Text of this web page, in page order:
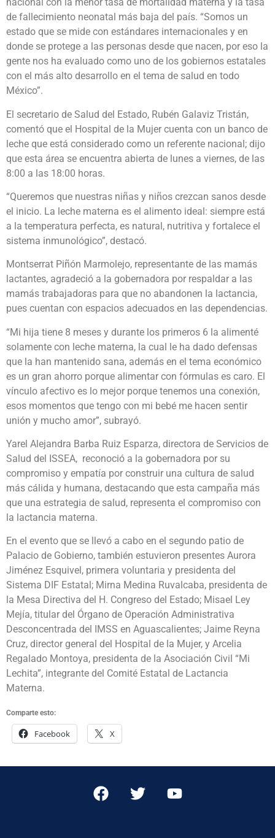
de fallecimiento neonatal más baja del país. “Somos un
estado que se mide con estándares internacionales y en
donde se protege a las personas desde que nacen, por eso la
gente nos ha evaluado como uno de los gobiernos estatales
con el más alto desarrollo en el tema de salud en todo
México”.
El secretario de Salud del Estado, Rubén Galaviz Tristán,
comentó que el Hospital de la Mujer cuenta con un banco de
leche que está considerado como un referente nacional; dijo
que esta área se encuentra abierta de lunes a viernes, de las
8:00 a las 18:00 horas.
“Queremos que nuestras niñas y niños crezcan sanos desde
el inicio. La leche materna es el alimento ideal: siempre está
a la temperatura perfecta, es natural, nutritiva y fortalece el
sistema inmunológico”, destacó.
Montserrat Piñón Marmolejo, representante de las mamás
lactantes, agradeció a la gobernadora por respaldar a las
mamás trabajadoras para que no abandonen la lactancia,
pues cuentan con espacios adecuados en las dependencias.
“Mi hija tiene 8 meses y durante los primeros 6 la alimenté
solamente con leche materna, la cual le ha dado defensas
que la han mantenido sana, además en el tema económico
es un gran ahorro porque alimentar con fórmulas es caro. El
vínculo afectivo es lo mejor porque tenemos una conexión,
esos momentos que tengo con mi bebé me hacen sentir
unión y mucho amor”, subrayó.
Yarel Alejandra Barba Ruiz Esparza, directora de Servicios de
Salud del ISSEA, reconoció a la gobernadora por su
compromiso y empatía por construir una cultura de salud
más cálida y humana, destacando que esta campaña más
que una estrategia de salud, representa el compromiso con
la lactancia materna.
En el evento que se llevó a cabo en el segundo patio de
Palacio de Gobierno, también estuvieron presentes Aurora
Jiménez Esquivel, primera voluntaria y presidenta del
Sistema DIF Estatal; Mirna Medina Ruvalcaba, presidenta de
la Mesa Directiva del H. Congreso del Estado; Misael Ley
Mejía, titular del Órgano de Operación Administrativa
Desconcentrada del IMSS en Aguascalientes; Jaime Reyna
Cruz, director general del Hospital de la Mujer, y Arcelia
Regalado Montoya, presidenta de la Asociación Civil “Mi
Lechita”, integrante del Comité Estatal de Lactancia
Materna.
Comparte esto:
Facebook X